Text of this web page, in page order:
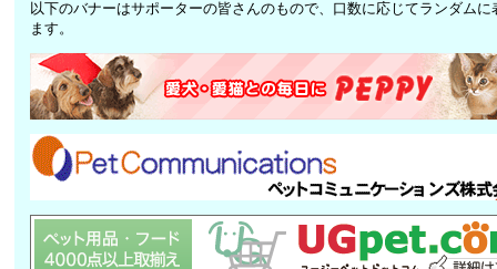
以下のバナーはサポーターの皆さんのもので、口数に応じてランダムに
ます。